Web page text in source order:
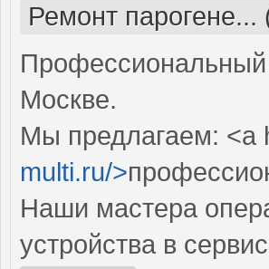
Ремонт
Профессиональный
Москве.
Мы предлагаем: <a
multi.ru/>
Наши мастера
устройства в